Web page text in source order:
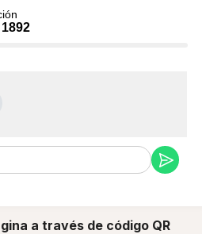
a través de código QR